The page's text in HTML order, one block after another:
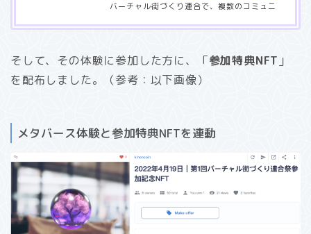
バーチャル街づくり連合で、複数のコミュニ
そして、その体験に参加した方に、「参加特典NFT 」
を配布しました。（参考：以下画像）
メタバース体験と参加特典NFTを連動